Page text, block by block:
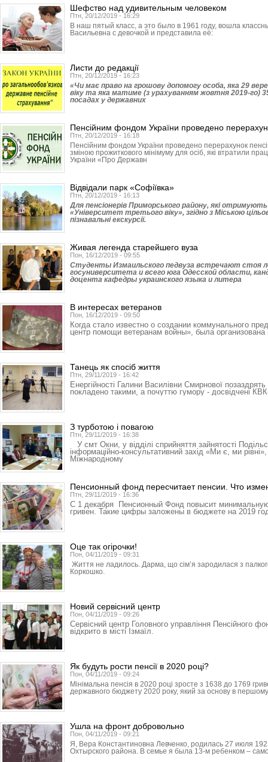
Шефство над удивительным человеком
Птн, 20/12/2019 - 16:29
В наш пятый класс, а это было в 1961 году, вошла
Васильевна с девочкой и представила её:
Листи до редакції
Птн, 20/12/2019 - 16:23
«Чи має право на грошову допомогу особа, яка 29
віку та яка матиме (з урахуванням жовтня 2019-го)
посадах у державних
Пенсійним фондом України проведено
Птн, 20/12/2019 - 16:18
Пенсійним фондом України проведено перерахунок
зміною прожиткового мінімуму для осіб, які втратили
України «Про Державн
Відвідали парк «Софіївка»
Птн, 20/12/2019 - 16:13
Для пенсіонерів Приморського району, які отримують
«Університет третього віку», згідно з Міською
пізнавальні екскурсії.
Живая легенда старейшего вуза
Пон, 16/12/2019 - 09:55
Студенты Измаильского педвуза встречают стоя
госуниверситета и всего юга Одесской области,
доцента кафедры украинского языка и литера
В интересах ветеранов
Пон, 16/12/2019 - 09:50
Когда стало известно о создании коммунального
центр помощи ветеранам войны», была организована
Танець як спосіб життя
Птн, 29/11/2019 - 16:42
Енергійності Галини Василівни Смирнової позаздрять
покладено такими, а почуттю гумору - досвідчені
З турботою і повагою
Птн, 29/11/2019 - 16:38
У смт Окни, у відділі сприйняття зайнятості
інформаційно-консультативний захід «Ми є, ми
Міжнародному
Пенсионный фонд пересчитает пенсии. Что
Птн, 29/11/2019 - 16:36
С 1 декабря Пенсионный Фонд повысит
гривен. Такие цифры заложены в бюджете на 2019
Оце так огірочки!
Пон, 04/11/2019 - 09:31
Життя не ладилось. Дарма, що сім’я зародилася з
Коркошко.
Новий сервісний центр
Пон, 04/11/2019 - 09:26
Сервісний центр Головного управління Пенсійного
відкрито в місті Ізмаїл.
Як будуть рости пенсії в 2020 році?
Пон, 04/11/2019 - 09:24
Мінімальна пенсія в 2020 році зросте з 1638 до 1769
державного бюджету 2020 року, який за основу в
Ушла на фронт добровольно
Пон, 04/11/2019 - 09:21
Я, Вера Константиновна Левченко, родилась 27 июля
Охтырского района. В семье я была 13-м ребенком –